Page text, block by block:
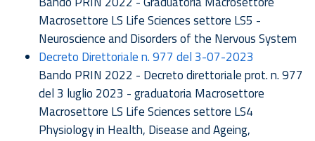
Macrosettore LS Life Sciences settore LS5 -
Neuroscience and Disorders of the Nervous System
Decreto Direttoriale n. 977 del 3-07-2023
Bando PRIN 2022 - Decreto direttoriale prot. n. 977
del 3 luglio 2023 - graduatoria Macrosettore
Macrosettore LS Life Sciences settore LS4
Physiology in Health, Disease and Ageing,